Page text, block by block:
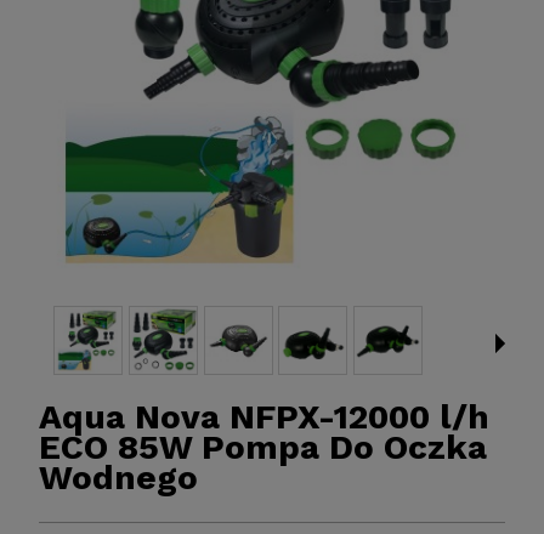
Aqua Nova NFPX-12000 l/h
ECO 85W Pompa Do Oczka
Wodnego